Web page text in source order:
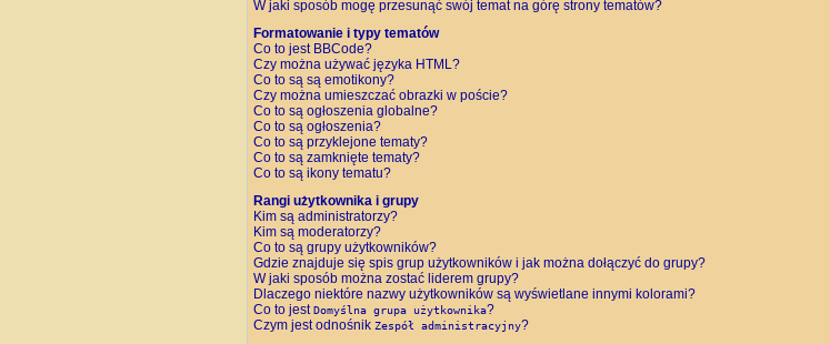
W jaki sposób mogę przesunąć swój temat na górę strony tematów?
Formatowanie i typy tematów
Co to jest BBCode?
Czy można używać języka HTML?
Co to są są emotikony?
Czy można umieszczać obrazki w poście?
Co to są ogłoszenia globalne?
Co to są ogłoszenia?
Co to są przyklejone tematy?
Co to są zamknięte tematy?
Co to są ikony tematu?
Rangi użytkownika i grupy
Kim są administratorzy?
Kim są moderatorzy?
Co to są grupy użytkowników?
Gdzie znajduje się spis grup użytkowników i jak można dołączyć do grupy?
W jaki sposób można zostać liderem grupy?
Dlaczego niektóre nazwy użytkowników są wyświetlane innymi kolorami?
Co to jestDomyślna grupa użytkownika?
Czym jest odnośnik Zespół administracyjny?